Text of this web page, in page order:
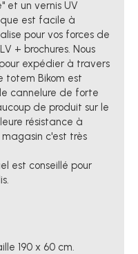
et un vernis UV
est facile à
pour vos forces de
+ brochures. Nous
expédier à travers
totem Bikom est
cannelure de forte
de produit sur le
résistance à
c'est très
est conseillé pour
190 x 60 cm.